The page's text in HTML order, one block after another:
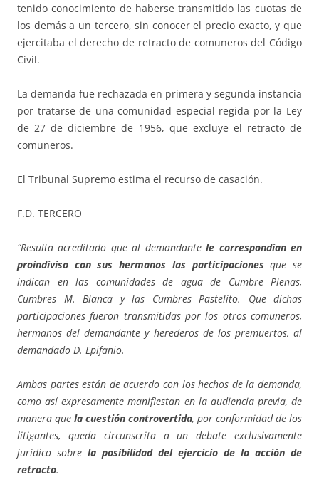
tenido conocimiento de haberse transmitido las cuotas de
los demás a un tercero, sin conocer el precio exacto, y que
ejercitaba el derecho de retracto de comuneros del Código
Civil.
La demanda fue rechazada en primera y segunda instancia
por tratarse de una comunidad especial regida por la Ley
de 27 de diciembre de 1956, que excluye el retracto de
comuneros.
El Tribunal Supremo estima el recurso de casación.
F.D. TERCERO
“Resulta acreditado que al demandantele correspondían en
proindiviso con sus hermanos las participaciones que se
indican en las comunidades de agua de Cumbre Plenas,
Cumbres M. Blanca y las Cumbres Pastelito. Que dichas
participaciones fueron transmitidas por los otros comuneros,
hermanos del demandante y herederos de los premuertos, al
demandado D. Epifanio.
Ambas partes están de acuerdo con los hechos de la demanda,
como así expresamente manifiestan en la audiencia previa, de
manera que la cuestión controvertida, por conformidad de los
litigantes, queda circunscrita a un debate exclusivamente
jurídico sobre la posibilidad del ejercicio de la acción de
retracto.